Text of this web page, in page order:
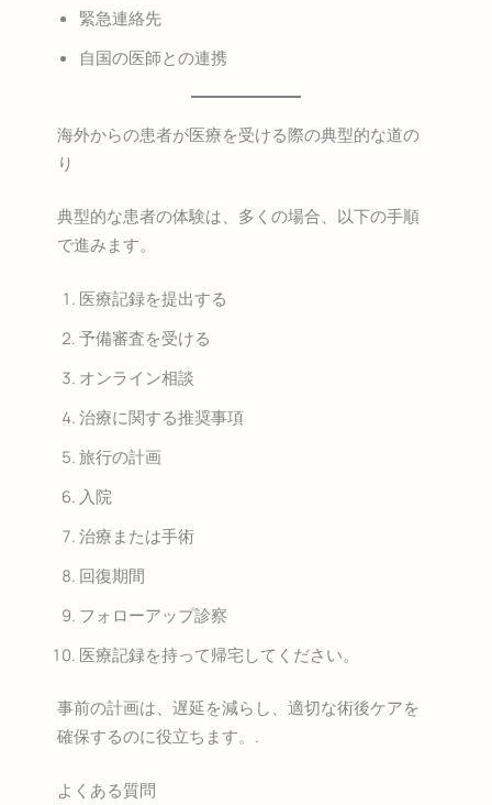
緊急連絡先
自国の医師との連携
海外からの患者が医療を受ける際の典型的な道の
り
典型的な患者の体験は、多くの場合、以下の手順
で進みます。
医療記録を提出する
予備審査を受ける
オンライン相談
治療に関する推奨事項
旅行の計画
入院
治療または手術
回復期間
フォローアップ診察
医療記録を持って帰宅してください。
事前の計画は、遅延を減らし、適切な術後ケアを
確保するのに役立ちます。.
よくある質問